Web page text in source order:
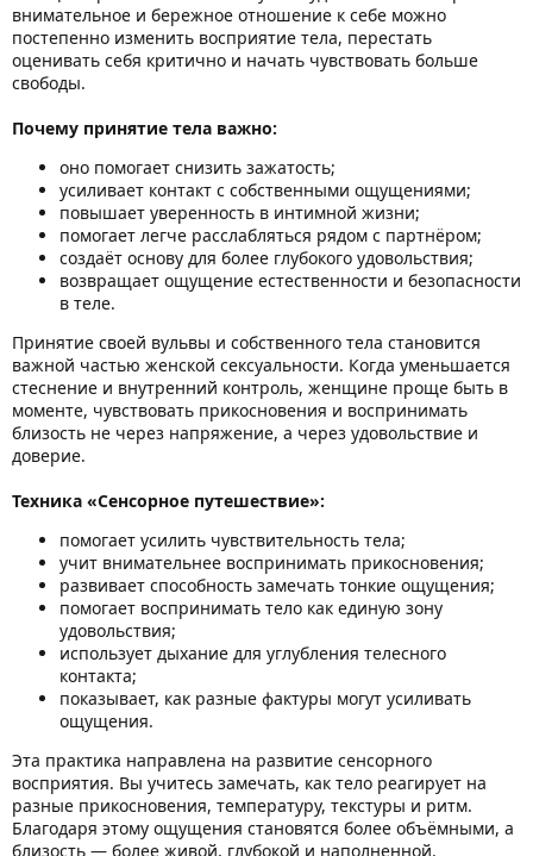
внимательное и бережное отношение к себе можно
постепенно изменить восприятие тела, перестать
оценивать себя критично и начать чувствовать больше
свободы.
Почему принятие тела важно:
оно помогает снизить зажатость;
усиливает контакт с собственными ощущениями;
повышает уверенность в интимной жизни;
помогает легче расслабляться рядом с партнёром;
создаёт основу для более глубокого удовольствия;
возвращает ощущение естественности и безопасности
в теле.
Принятие своей вульвы и собственного тела становится
важной частью женской сексуальности. Когда уменьшается
стеснение и внутренний контроль, женщине проще быть в
моменте, чувствовать прикосновения и воспринимать
близость не через напряжение, а через удовольствие и
доверие.
Техника «Сенсорное путешествие»:
помогает усилить чувствительность тела;
учит внимательнее воспринимать прикосновения;
развивает способность замечать тонкие ощущения;
помогает воспринимать тело как единую зону
удовольствия;
использует дыхание для углубления телесного
контакта;
показывает, как разные фактуры могут усиливать
ощущения.
Эта практика направлена на развитие сенсорного
восприятия. Вы учитесь замечать, как тело реагирует на
разные прикосновения, температуру, текстуры и ритм.
Благодаря этому ощущения становятся более объёмными, а
близость — более живой, глубокой и наполненной.